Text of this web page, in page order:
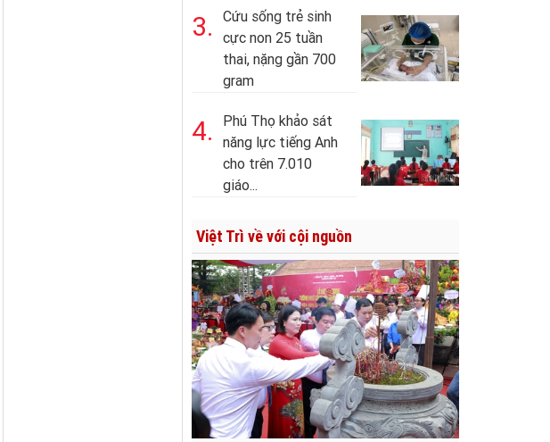
3.
Cứu sống trẻ sinh
cực non 25 tuần
thai, nặng gần 700
gram
4.
Phú Thọ khảo sát
năng lực tiếng Anh
cho trên 7.010
giáo...
Việt Trì về với cội nguồn